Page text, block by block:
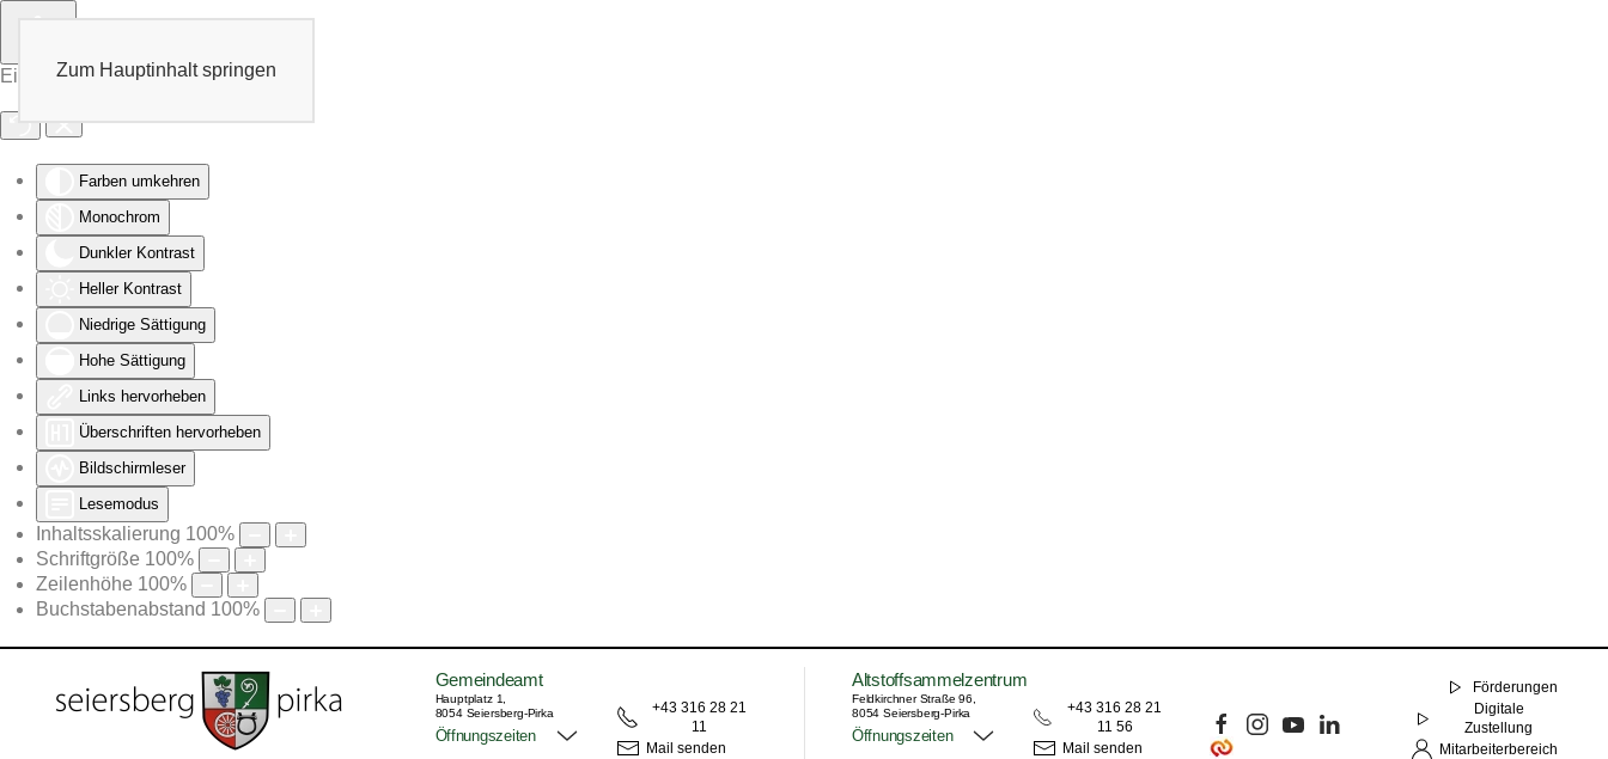
Eingabehilfen öffnen
Farben umkehren
Monochrom
Dunkler Kontrast
Heller Kontrast
Niedrige Sättigung
Hohe Sättigung
Links hervorheben
Überschriften hervorheben
Bildschirmleser
Lesemodus
Inhaltsskalierung 100%
Schriftgröße 100%
Zeilenhöhe 100%
Buchstabenabstand 100%
Zum Hauptinhalt springen
Gemeindeamt
Hauptplatz 1,
8054 Seiersberg-Pirka
Öffnungszeiten
+43 316 28 21
11
Mail senden
Altstoffsammelzentrum
Feldkirchner Straße 96,
8054 Seiersberg-Pirka
Öffnungszeiten
+43 316 28 21
11 56
Mail senden
Förderungen
Digitale
Zustellung
Mitarbeiterbereich